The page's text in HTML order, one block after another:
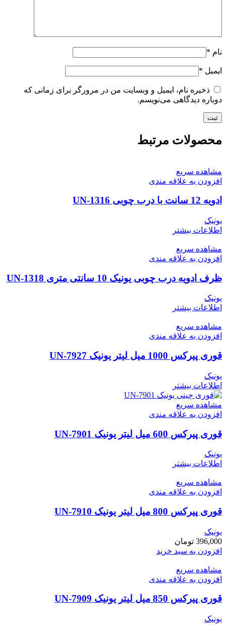
نام *
ایمیل *
ذخیره نام، ایمیل و وبسایت من در مرورگر برای زمانی که
دوباره دیدگاهی می‌نویسم.
محصولات مرتبط
مشاهده سریع
افزودن به علاقه مندی
ادویه 12 سانت با درب چوبی UN-1316
یونیک
اطلاعات بیشتر
مشاهده سریع
افزودن به علاقه مندی
ظرف ادویه درب چوبی یونیک 10 سانتی متری UN-1318
یونیک
اطلاعات بیشتر
مشاهده سریع
افزودن به علاقه مندی
قوری پیرکس 1000 میل لیتر یونیک UN-7927
یونیک
اطلاعات بیشتر
مشاهده سریع
افزودن به علاقه مندی
قوری پیرکس 600 میل لیتر یونیک UN-7901
یونیک
اطلاعات بیشتر
مشاهده سریع
افزودن به علاقه مندی
قوری پیرکس 800 میل لیتر یونیک UN-7910
یونیک
396,000 تومان
افزودن به سبد خرید
مشاهده سریع
افزودن به علاقه مندی
قوری پیرکس 850 میل لیتر یونیک UN-7909
یونیک